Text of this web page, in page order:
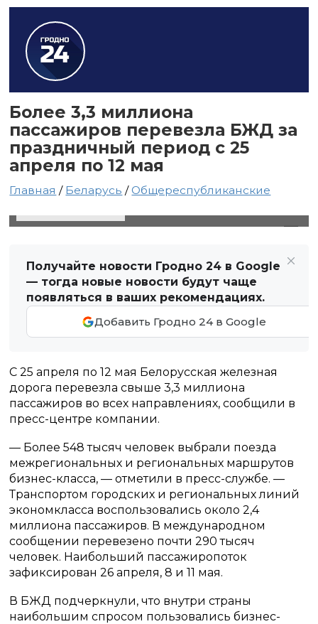
Более 3,3 миллиона
пассажиров перевезла БЖД за
праздничный период с 25
апреля по 12 мая
Главная / Беларусь /Общереспубликанские
Получайте новости Гродно 24 в Google
— тогда новые новости будут чаще
появляться в ваших рекомендациях.
Добавить Гродно 24 в Google
С 25 апреля по 12 мая Белорусская железная
дорога перевезла свыше 3,3 миллиона
пассажиров во всех направлениях, сообщили в
пресс-центре компании.
— Более 548 тысяч человек выбрали поезда
межрегиональных и региональных маршрутов
бизнес-класса, — отметили в пресс-службе. —
Транспортом городских и региональных линий
экономкласса воспользовались около 2,4
миллиона пассажиров. В международном
сообщении перевезено почти 290 тысяч
человек. Наибольший пассажиропоток
зафиксирован 26 апреля, 8 и 11 мая.
В БЖД подчеркнули, что внутри страны
наибольшим спросом пользовались бизнес-